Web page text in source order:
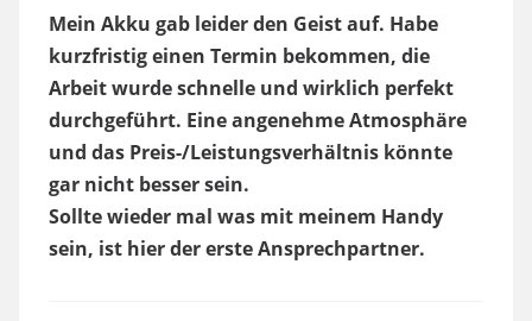
Mein Akku gab leider den Geist auf. Habe
kurzfristig einen Termin bekommen, die
Arbeit wurde schnelle und wirklich perfekt
durchgeführt. Eine angenehme Atmosphäre
und das Preis-/Leistungsverhältnis könnte
gar nicht besser sein.
Sollte wieder mal was mit meinem Handy
sein, ist hier der erste Ansprechpartner.